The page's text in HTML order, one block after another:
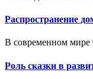
Распространение
В современном мире
Роль сказки в